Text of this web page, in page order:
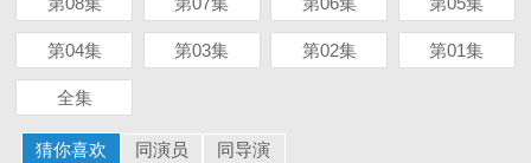
第04集 第03集 第02集 第01集
全集
猜你喜欢 同演员 同导演